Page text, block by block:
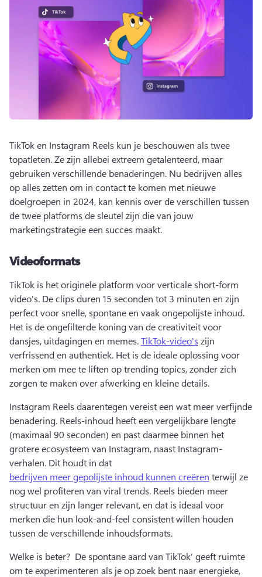
TikTok en Instagram Reels kun je beschouwen als twee
topatleten. Ze zijn allebei extreem getalenteerd, maar
gebruiken verschillende benaderingen. Nu bedrijven alles
op alles zetten om in contact te komen met nieuwe
doelgroepen in 2024, kan kennis over de verschillen tussen
de twee platforms de sleutel zijn die van jouw
marketingstrategie een succes maakt.
Videoformats
TikTok is het originele platform voor verticale short-form
video's. De clips duren 15 seconden tot 3 minuten en zijn
Het is de ongefilterde koning van de creativiteit voor
dansjes, uitdagingen en memes. TikTok-video's zijn
verfrissend en authentiek. Het is de ideale oplossing voor
merken om mee te liften op trending topics, zonder zich
zorgen te maken over afwerking en kleine details.
Instagram Reels daarentegen vereist een wat meer verfijnde
benadering. Reels-inhoud heeft een vergelijkbare lengte
(maximaal 90 seconden) en past daarmee binnen het
grotere ecosysteem van Instagram, naast Instagram-
verhalen. Dit houdt in dat
bedrijven meer gepolijste inhoud kunnen creëren terwijl ze
nog wel profiteren van viral trends. Reels bieden meer
structuur en zijn langer relevant, en dat is ideaal voor
merken die hun look-and-feel consistent willen houden
tussen de verschillende inhoudsformats.
Welke is beter? De spontane aard van TikTok’ geeft ruimte
om te experimenteren als je op zoek bent naar energieke,